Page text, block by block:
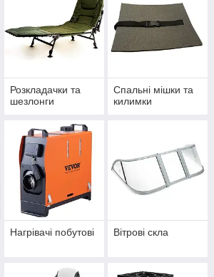
Розкладачки та
шезлонги
Спальні мішки та
килимки
Нагрівачі побутові Вітрові скла